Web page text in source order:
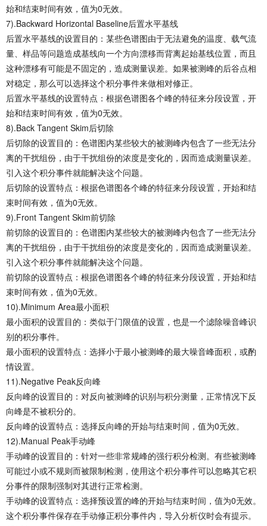
始和结束时间有效，值为0无效。
7).Backward Horizontal Baseline后置水平基线
后置水平基线的设置目的：某些色谱图由于无法避免的温度、载气流
量、样品等问题造成基线向一个方向漂移而背离起始基线位置，而且
这种漂移有可能是不固定的，造成测量误差。如果被测峰的后谷点相
对稳定，那么可以选择这个积分事件来做相对修正。
后置水平基线的设置特点：根据色谱图各个峰的特征来分段设置，开
始和结束时间有效，值为0无效。
8).Back Tangent Skim后切除
后切除的设置目的：色谱图内某些较大的被测峰内包含了一些无法分
离的干扰组份，由于干扰组份的浓度是变化的，因而造成测量误差。
引入这个积分事件就能解决这个问题。
后切除的设置特点：根据色谱图各个峰的特征来分段设置，开始和结
束时间有效，值为0无效。
9).Front Tangent Skim前切除
前切除的设置目的：色谱图内某些较大的被测峰内包含了一些无法分
离的干扰组份，由于干扰组份的浓度是变化的，因而造成测量误差。
引入这个积分事件就能解决这个问题。
前切除的设置特点：根据色谱图各个峰的特征来分段设置，开始和结
束时间有效，值为0无效。
10).Minimum Area最小面积
最小面积的设置目的：类似于门限值的设置，也是一个滤除噪音峰识
别的积分事件。
最小面积的设置特点：选择小于最小被测峰的最大噪音峰面积，或酌
情设置。
11).Negative Peak反向峰
反向峰的设置目的：对反向被测峰的识别与积分测量，正常情况下反
向峰是不被积分的。
反向峰的设置特点：选择反向峰的开始与结束时间，值为0无效。
12).Manual Peak手动峰
手动峰的设置目的：针对一些非常规峰的强行积分检测。有些被测峰
可能过小或不规则而被限制检测，使用这个积分事件可以忽略其它积
分事件的限制强制对其进行正常检测。
手动峰的设置特点：选择预设置的峰的开始与结束时间，值为0无效。
这个积分事件保存在手动修正积分事件内，导入分析仪时会有提示。